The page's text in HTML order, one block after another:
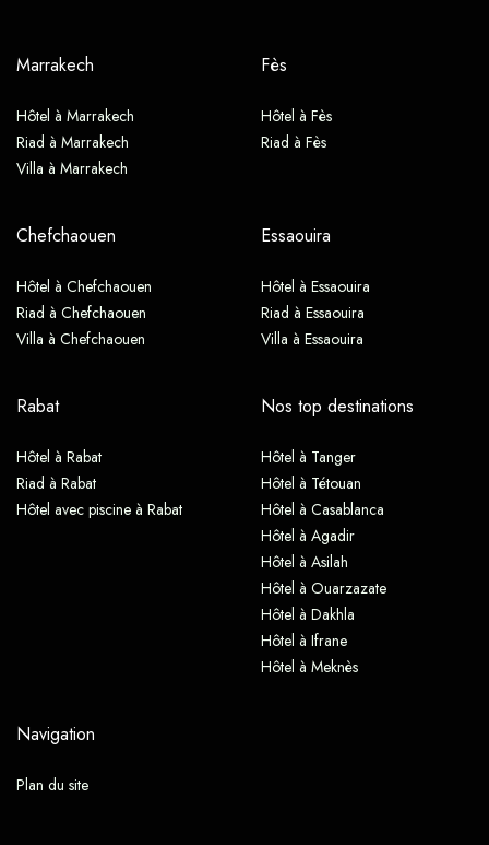
Marrakech
Hôtel à Marrakech
Riad à Marrakech
Villa à Marrakech
Fès
Hôtel à Fès
Riad à Fès
Chefchaouen
Hôtel à Chefchaouen
Riad à Chefchaouen
Villa à Chefchaouen
Essaouira
Hôtel à Essaouira
Riad à Essaouira
Villa à Essaouira
Rabat
Hôtel à Rabat
Riad à Rabat
Hôtel avec piscine à Rabat
Nos top destinations
Hôtel à Tanger
Hôtel à Tétouan
Hôtel à Casablanca
Hôtel à Agadir
Hôtel à Asilah
Hôtel à Ouarzazate
Hôtel à Dakhla
Hôtel à Ifrane
Hôtel à Meknès
Navigation
Plan du site